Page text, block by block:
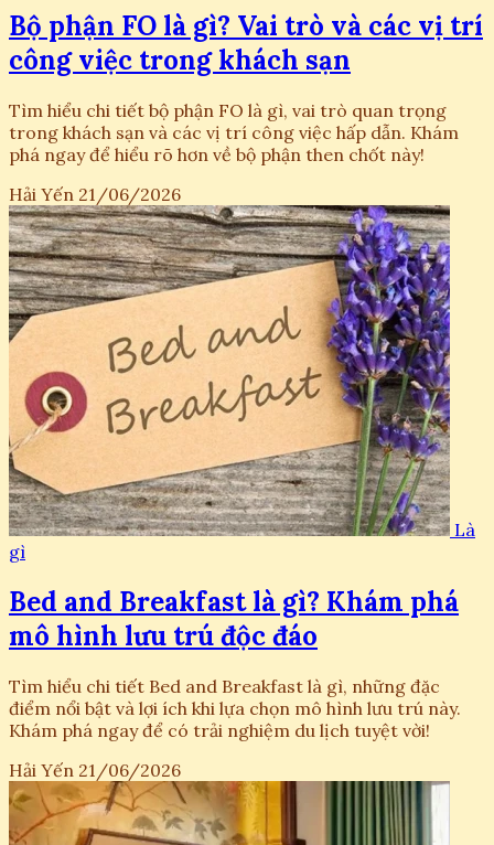
Bộ phận FO là gì? Vai trò và các vị trí
công việc trong khách sạn
Tìm hiểu chi tiết bộ phận FO là gì, vai trò quan trọng
trong khách sạn và các vị trí công việc hấp dẫn. Khám
phá ngay để hiểu rõ hơn về bộ phận then chốt này!
Hải Yến 21/06/2026
Là
gì
Bed and Breakfast là gì? Khám phá
mô hình lưu trú độc đáo
Tìm hiểu chi tiết Bed and Breakfast là gì, những đặc
điểm nổi bật và lợi ích khi lựa chọn mô hình lưu trú này.
Khám phá ngay để có trải nghiệm du lịch tuyệt vời!
Hải Yến 21/06/2026